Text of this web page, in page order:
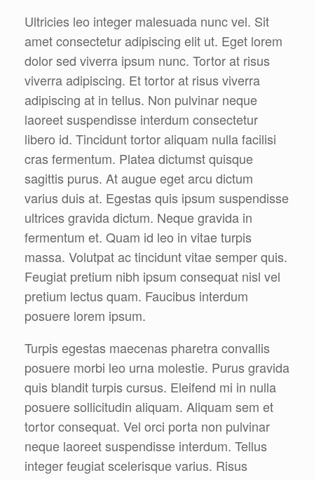
Ultricies leo integer malesuada nunc vel. Sit
amet consectetur adipiscing elit ut. Eget lorem
dolor sed viverra ipsum nunc. Tortor at risus
viverra adipiscing. Et tortor at risus viverra
adipiscing at in tellus. Non pulvinar neque
laoreet suspendisse interdum consectetur
libero id. Tincidunt tortor aliquam nulla facilisi
cras fermentum. Platea dictumst quisque
sagittis purus. At augue eget arcu dictum
varius duis at. Egestas quis ipsum suspendisse
ultrices gravida dictum. Neque gravida in
fermentum et. Quam id leo in vitae turpis
massa. Volutpat ac tincidunt vitae semper quis.
Feugiat pretium nibh ipsum consequat nisl vel
pretium lectus quam. Faucibus interdum
posuere lorem ipsum.
Turpis egestas maecenas pharetra convallis
posuere morbi leo urna molestie. Purus gravida
quis blandit turpis cursus. Eleifend mi in nulla
posuere sollicitudin aliquam. Aliquam sem et
tortor consequat. Vel orci porta non pulvinar
neque laoreet suspendisse interdum. Tellus
integer feugiat scelerisque varius. Risus